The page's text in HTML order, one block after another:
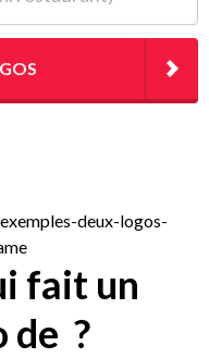
fait un
de ?